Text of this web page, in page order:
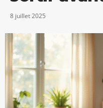
8 juillet 2025